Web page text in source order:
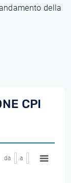
della
CPI
da a